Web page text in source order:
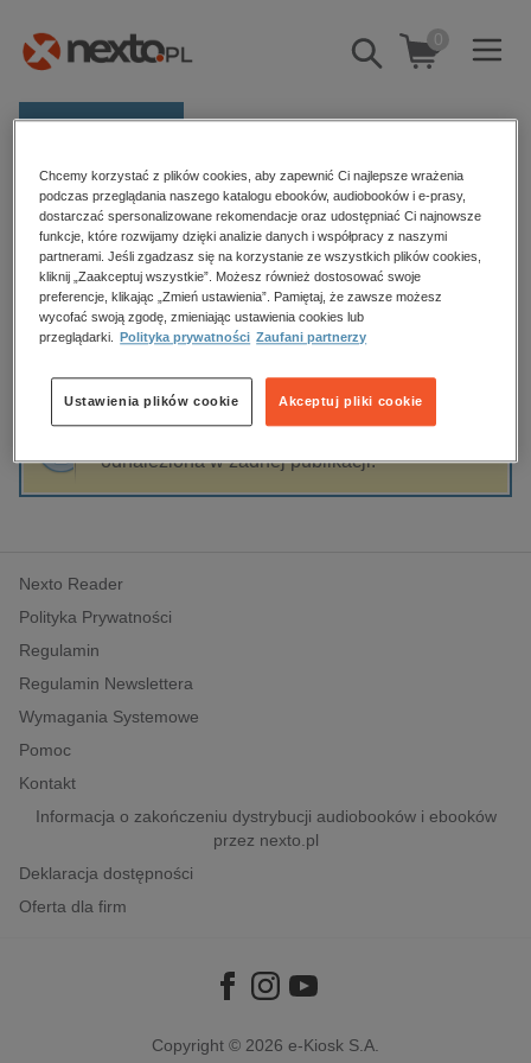
Pokaż/schowaj
wyszukiwarkę
0
E-prasa
Kategorie
Zobacz wszystkie E-prasa
budownictwo, aranżacja wnętrz
biznesowe, branżowe, gospodarka
edukacja
hobby, sport, rozrywka
komputery, internet, technologie, informatyka
polityka, społeczno-informacyjne
psychologiczne
inne
popularno-naukowe
historia
Strona główna Ewelina Bogiel
Ewelina Bogiel
Sortowanie Filtrowanie
odnaleziona w żadnej publikacji.
Nexto Reader
Polityka Prywatności
Regulamin
Regulamin Newslettera
Wymagania Systemowe
Pomoc
Kontakt
Informacja o zakończeniu dystrybucji audiobooków i ebooków
przez nexto.pl
Deklaracja dostępności
Oferta dla firm
Copyright © 2026 e-Kiosk S.A.
Chcemy korzystać z plików cookies, aby zapewnić Ci najlepsze wrażenia
podczas przeglądania naszego katalogu ebooków, audiobooków i e-prasy,
dostarczać spersonalizowane rekomendacje oraz udostępniać Ci najnowsze
funkcje, które rozwijamy dzięki analizie danych i współpracy z naszymi
partnerami. Jeśli zgadzasz się na korzystanie ze wszystkich plików cookies,
kliknij „Zaakceptuj wszystkie”. Możesz również dostosować swoje
preferencje, klikając „Zmień ustawienia”. Pamiętaj, że zawsze możesz
wycofać swoją zgodę, zmieniając ustawienia cookies lub
przeglądarki.
Polityka prywatności Zaufani partnerzy
Akceptuj pliki cookie
Ustawienia plików cookie